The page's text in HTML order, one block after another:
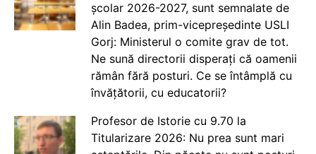
școlar 2026-2027, sunt semnalate de
Alin Badea, prim-vicepreședinte USLI
Gorj: Ministerul o comite grav de tot.
Ne sună directorii disperați că oamenii
rămân fără posturi. Ce se întâmplă cu
învățătorii, cu educatorii?
Profesor de Istorie cu 9.70 la
Titularizare 2026: Nu prea sunt mari